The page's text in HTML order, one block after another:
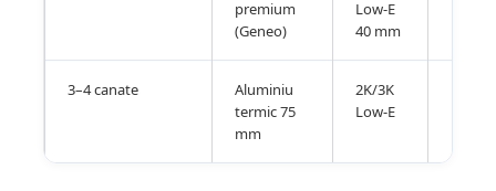
premium
(Geneo)
Low-E
40 mm
3–4 canate
Aluminiu
termic 75
mm
2K/3K
Low-E